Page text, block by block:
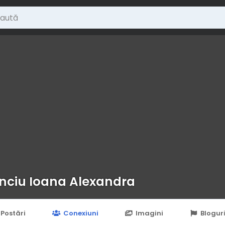
Ioana Alexandra
Postări Conexiuni Imagini